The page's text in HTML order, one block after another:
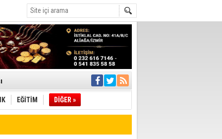
İletti
EĞİTİM DİĞER »